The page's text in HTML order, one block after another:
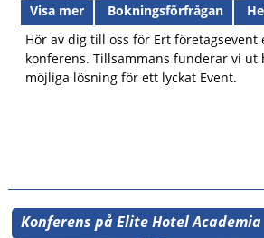
Visa mer
Bokningsförfrågan
Hör av dig till oss för Ert företagsevent
konferens. Tillsammans funderar vi ut
möjliga lösning för ett lyckat Event.
Konferens på Elite Hotel Academia